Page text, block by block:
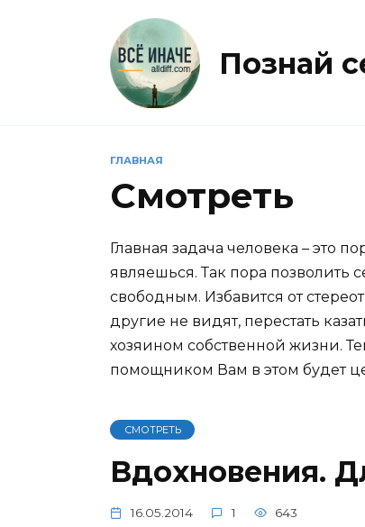
Познай
ГЛАВНАЯ
Смотреть
Главная задача человека – это
являешься. Так пора позволить
свободным. Избавится от
другие не видят, перестать
хозяином собственной жизни.
помощником Вам в этом будет
СМОТРЕТЬ
Вдохновения.
16.05.2014 1 643